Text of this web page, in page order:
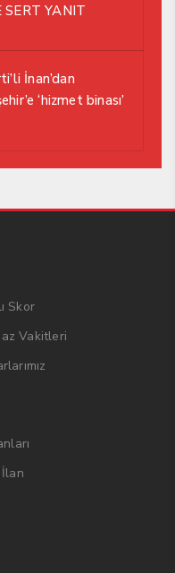
SERT YANIT
İnan’dan
‘hizmet binası’
Skor
Vakitleri